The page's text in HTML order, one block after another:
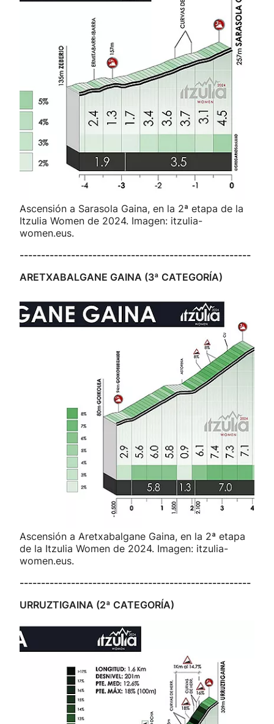
Ascensión a Sarasola Gaina, en la 2ª etapa de la
Itzulia Women de 2024. Imagen: itzulia-
women.eus.
------------------------------------------------------
ARETXABALGANE GAINA (3ª CATEGORÍA)
Ascensión a Aretxabalgane Gaina, en la 2ª etapa
de la Itzulia Women de 2024. Imagen: itzulia-
women.eus.
------------------------------------------------------
URRUZTIGAINA (2ª CATEGORÍA)